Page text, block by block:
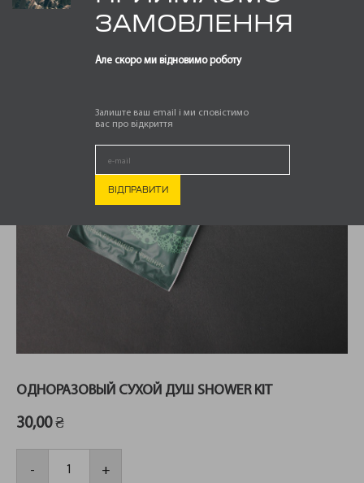
ОДНОРАЗОВЫЙ СУХОЙ ДУШ SHOWER KIT
30,00₴
-
товара
Одноразовый+
ЗАМОВЛЕННЯ
Але скоро ми відновимо роботу
Залиште ваш email і ми сповістимо
вас про відкриття